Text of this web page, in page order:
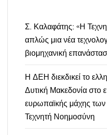
Σ. Καλαφάτης: «Η
απλώς μια νέα
βιομηχανική
Η ΔΕΗ διεκδικεί το
Δυτική Μακεδονία στο
ευρωπαϊκής μάχης των
Τεχνητή Νοημοσύνη